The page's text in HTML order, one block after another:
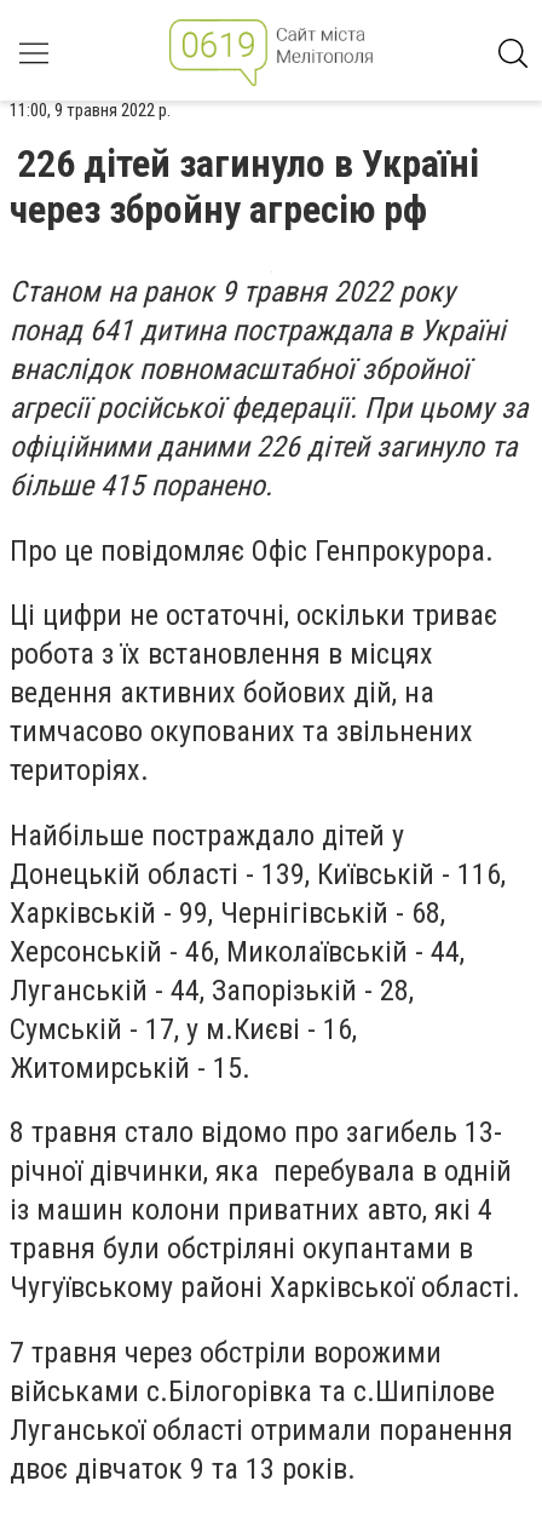
11:00, 9 травня 2022 р.
226 дітей загинуло в Україні
через збройну агресію рф
Станом на ранок 9 травня 2022 року
понад 641 дитина постраждала в Україні
внаслідок повномасштабної збройної
агресії російської федерації. При цьому за
офіційними даними 226 дітей загинуло та
більше 415 поранено.
Про це повідомляє Офіс Генпрокурора.
Ці цифри не остаточні, оскільки триває
робота з їх встановлення в місцях
ведення активних бойових дій, на
тимчасово окупованих та звільнених
територіях.
Найбільше постраждало дітей у
Донецькій області - 139, Київській - 116,
Харківській - 99, Чернігівській - 68,
Херсонській - 46, Миколаївській - 44,
Луганській - 44, Запорізькій - 28,
Сумській - 17, у м.Києві - 16,
Житомирській - 15.
8 травня стало відомо про загибель 13-
річної дівчинки, яка перебувала в одній
із машин колони приватних авто, які 4
травня були обстріляні окупантами в
Чугуївському районі Харківської області.
7 травня через обстріли ворожими
військами с.Білогорівка та с.Шипілове
Луганської області отримали поранення
двоє дівчаток 9 та 13 років.